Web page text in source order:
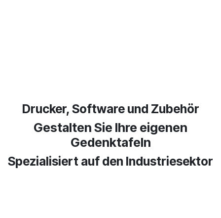
Drucker, Software und Zubehör​
Gestalten Sie Ihre eigenen
Gedenktafeln
Spezialisiert auf den Industriesektor​